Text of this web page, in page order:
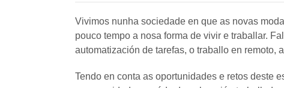
Vivimos nunha sociedade en que as novas
pouco tempo a nosa forma de vivir e traballar.
automatización de tarefas, o traballo en remoto,
Tendo en conta as oportunidades e retos deste